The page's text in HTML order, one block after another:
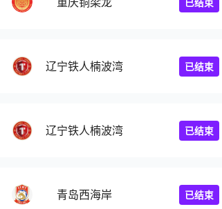
辽宁铁人楠波湾 已结束
辽宁铁人楠波湾 已结束
青岛西海岸 已结束